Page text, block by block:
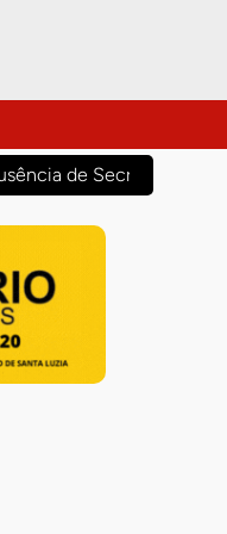
de Secretários